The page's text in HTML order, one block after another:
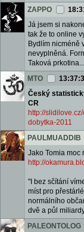
ZAPPO
Já jsem si
tak že to online
Bydlím nicméně
nevyplněná.
Taková prkotina...
MTO
Český
CR
http://
dobytka-2011
PAULMUADDIB
Jako Tomia moc
http://
"I bez sčítání
míst pro
normálního
dvě a půl
PALEONTOLOG